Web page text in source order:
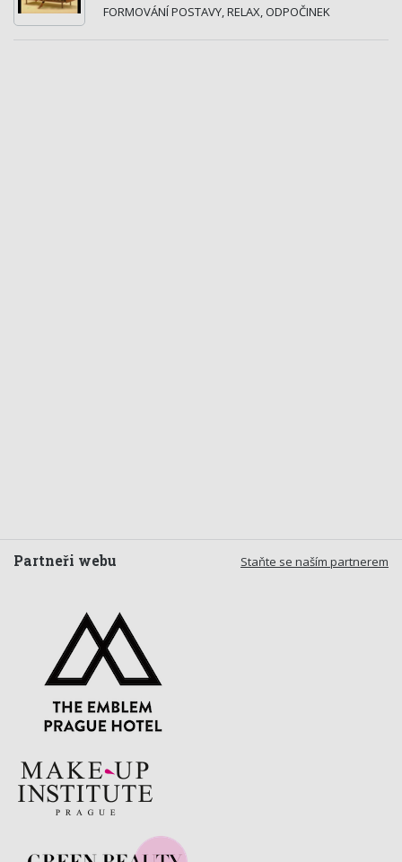
FORMOVÁNÍ POSTAVY, RELAX, ODPOČINEK
Staňte se naším partnerem
Partneři webu